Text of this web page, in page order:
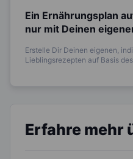
Ein Ernährungsplan
nur mit Deinen
Erstelle Dir Deinen eigenen,
Lieblingsrezepten auf Basis
Erfahre mehr